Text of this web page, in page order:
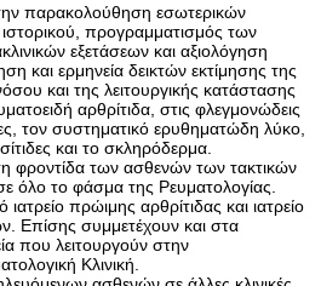
παρακολούθηση εσωτερικών
προγραμματισμός των
εξετάσεων και αξιολόγηση
και ερμηνεία δεικτών εκτίμησης της
και της λειτουργικής κατάστασης
αρθρίτιδα, στις φλεγμονώδεις
τον συστηματικό ερυθηματώδη λύκο,
και το σκληρόδερμα.
φροντίδα των ασθενών των τακτικών
όλο το φάσμα της Ρευματολογίας.
πρώιμης αρθρίτιδας και ιατρείο
Επίσης συμμετέχουν και στα
που λειτουργούν στην
Κλινική.